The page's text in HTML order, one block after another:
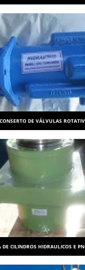
CONSERTO DE VÁLVULAS
DE CILINDROS HIDRAULICOS E